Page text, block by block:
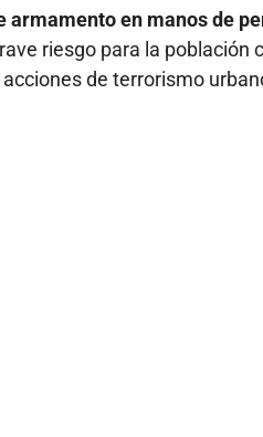
armamento en manos de
riesgo para la población
de terrorismo